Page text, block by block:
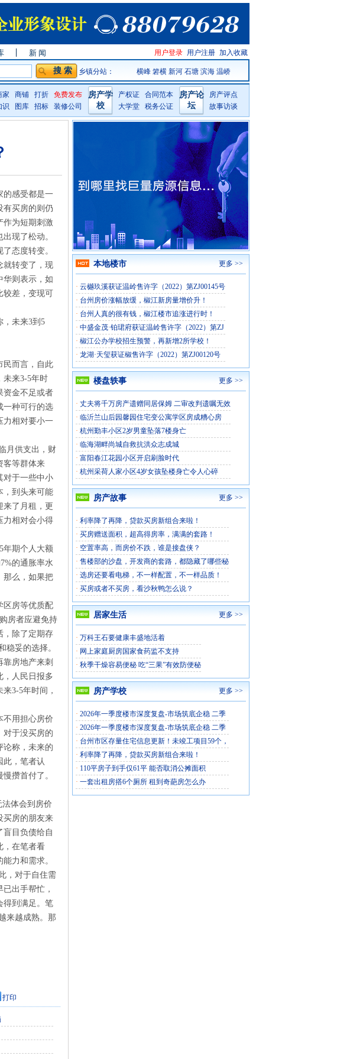
新 闻 加入收藏
用户注册
用户登录
网手机版
乡镇分站： 横峰 箬横 新河 石塘 滨海 温峤
家 商铺 打折
免费发布
识
图库 招标 装修公司
房产学
校
产权证
合同范本
大学堂
税务公证
房产论
坛
房产评点
故事访谈
的感受都是一
有买房的则仍
作为短期刺激
现了松动。
态度转变。
就转变了，现
华则表示，如
较差，变现可
，未来3到5
民而言，自此
未来3-5年时
资金不足或者
一种可行的选
力相对要小一
月供支出，财
客等群体来
对于一些中小
，到头来可能
来了月租，更
力相对会小得
年期个人大额
的通胀率水
那么，如果把
区房等优质配
房者应避免持
，除了定期存
稳妥的选择。
房地产来刺
，人民日报多
3-5年时间，
不用担心房价
对于没买房的
论称，未来的
此，笔者认
攒首付了。
体会到房价
买房的朋友来
盲目负债给自
，在笔者看
力和需求。
，对于自住需
出手帮忙，
得到满足。笔
来越成熟。那
打印
本地楼市 更多 >>
· 云樾玖溪获证温岭售许字（2022）第ZJ00145号
· 台州房价涨幅放缓，椒江新房量增价升！
· 台州人真的很有钱，椒江楼市追涨进行时！
· 中盛金茂·铂珺府获证温岭售许字（2022）第ZJ
· 椒江公办学校招生预警，再新增2所学校！
· 龙湖·天玺获证椒售许字（2022）第ZJ00120号
楼盘轶事 更多 >>
· 丈夫将千万房产遗赠同居保姆 二审改判遗嘱无效
· 临沂兰山后园馨园住宅变公寓学区房成糟心房
· 杭州勤丰小区2岁男童坠落7楼身亡
· 临海湖畔尚城自救抗洪众志成城
· 富阳春江花园小区开启刷脸时代
· 杭州采荷人家小区4岁女孩坠楼身亡令人心碎
房产故事 更多 >>
· 利率降了再降，贷款买房新组合来啦！
· 买房赠送面积，超高得房率，满满的套路！
· 空置率高，而房价不跌，谁是接盘侠？
· 售楼部的沙盘，开发商的套路，都隐藏了哪些秘
· 选房还要看电梯，不一样配置，不一样品质！
· 买房或者不买房，看沙秋鸭怎么说？
居家生活 更多 >>
· 万科王石要健康丰盛地活着
· 网上家庭厨房国家食药监不支持
· 秋季干燥容易便秘 吃“三果”有效防便秘
房产学校 更多 >>
· 2026年一季度楼市深度复盘-市场筑底企稳 二季
· 2026年一季度楼市深度复盘-市场筑底企稳 二季
· 台州市区存量住宅信息更新！未竣工项目59个，
· 利率降了再降，贷款买房新组合来啦！
· 110平房子到手仅61平 能否取消公摊面积
· 一套出租房搭6个厕所 租到奇葩房怎么办